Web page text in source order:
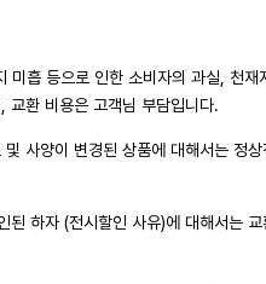
미흡 등으로 인한 소비자의 과실, 천
교환 비용은 고객님 부담입니다.
사양이 변경된 상품에 대해서는 정
하자 (전시할인 사유)에 대해서는